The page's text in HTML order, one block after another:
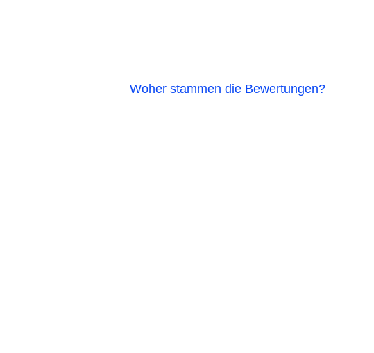
Woher stammen die Bewertungen?